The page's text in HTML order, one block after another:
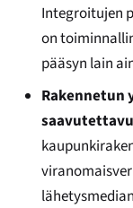
Integroitujen
on
pääsyn lain
Rakennetun